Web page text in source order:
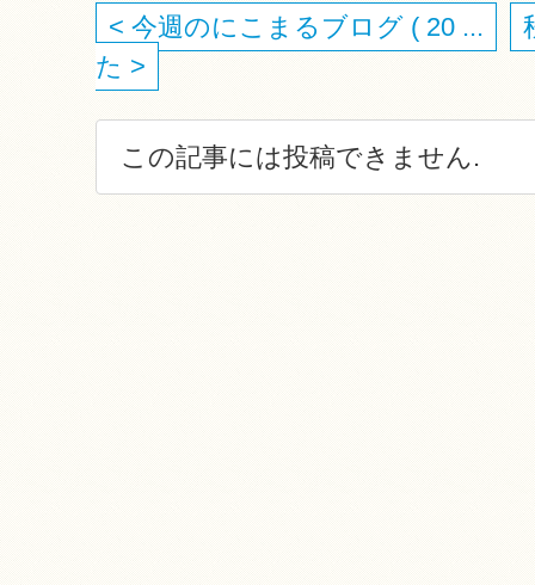
< 今週のにこまるブログ ( 20 ...
た >
この記事には投稿できません.